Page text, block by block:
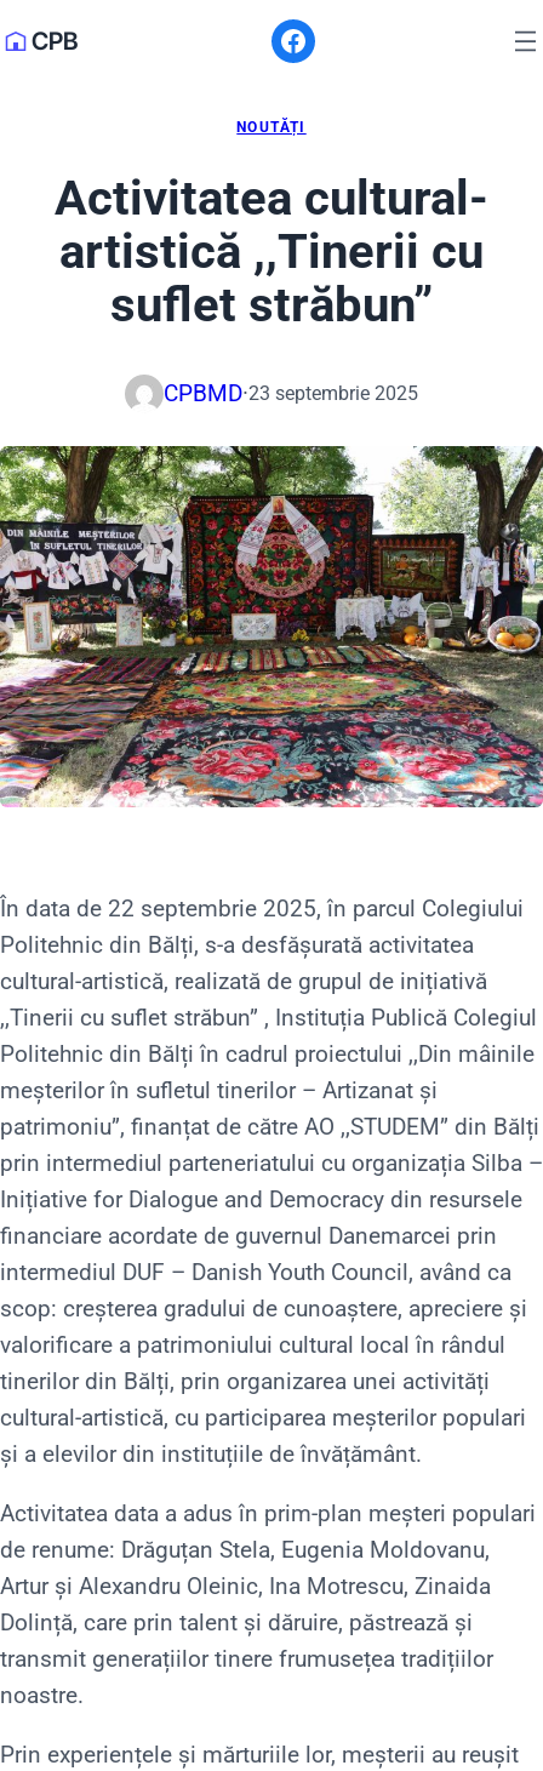
CPB
NOUTĂȚI
Activitatea cultural-
artistică ,,Tinerii cu
suflet străbun”
CPBMD·23 septembrie 2025
În data de 22 septembrie 2025, în parcul Colegiului
Politehnic din Bălți, s-a desfășurată activitatea
cultural-artistică, realizată de grupul de inițiativă
,,Tinerii cu suflet străbun” , Instituția Publică Colegiul
Politehnic din Bălți în cadrul proiectului ,,Din mâinile
meșterilor în sufletul tinerilor – Artizanat și
patrimoniu”, finanțat de către AO ,,STUDEM” din Bălți
prin intermediul parteneriatului cu organizația Silba –
Inițiative for Dialogue and Democracy din resursele
financiare acordate de guvernul Danemarcei prin
intermediul DUF – Danish Youth Council, având ca
scop: creșterea gradului de cunoaștere, apreciere și
valorificare a patrimoniului cultural local în rândul
tinerilor din Bălți, prin organizarea unei activități
cultural-artistică, cu participarea meșterilor populari
și a elevilor din instituțiile de învățământ.
Activitatea data a adus în prim-plan meșteri populari
de renume: Drăguțan Stela, Eugenia Moldovanu,
Artur și Alexandru Oleinic, Ina Motrescu, Zinaida
Dolință, care prin talent și dăruire, păstrează și
transmit generațiilor tinere frumusețea tradițiilor
noastre.
Prin experiențele și mărturiile lor, meșterii au reușit